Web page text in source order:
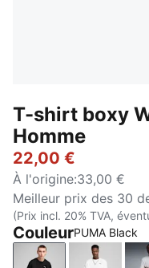
T-shirt boxy
Homme
22,00 €
À l'origine:33,00 €
Meilleur prix des 30
(Prix incl. 20% TVA,
CouleurPUMA Black